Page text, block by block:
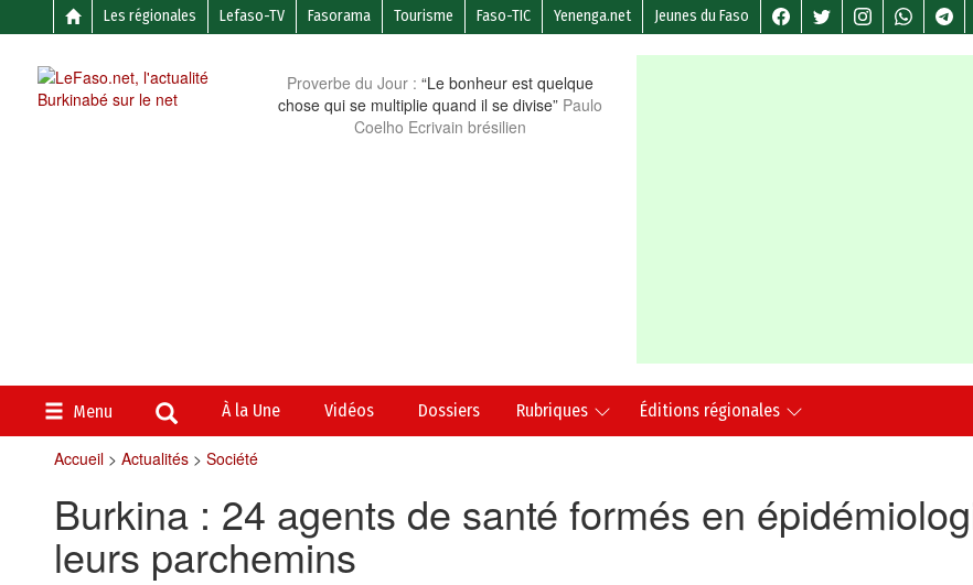
Les régionales Lefaso-TV Fasorama Tourisme Faso-TIC Yenenga.net Jeunes du Faso
Proverbe du Jour : “Le bonheur est quelque
chose qui se multiplie quand il se divise” Paulo
Coelho Ecrivain brésilien
Menu À la Une Vidéos Dossiers Rubriques Éditions régionales
Accueil> Actualités> Société
Burkina : 24 agents de santé formés en
leurs parchemins